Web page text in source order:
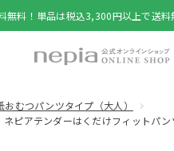
無料！単品は税込3,300円以上で送料
おむつパンツタイプ（大人）
ネピアテンダーはくだけフィットパ